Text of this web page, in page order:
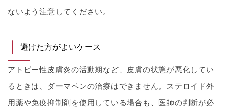
ないよう注意してください。
避けた方がよいケース
アトピー性皮膚炎の活動期など、皮膚の状態が悪化してい
るときは、ダーマペンの治療はできません。ステロイド外
用薬や免疫抑制剤を使用している場合も、医師の判断が必